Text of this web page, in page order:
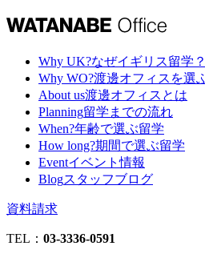
Why UK?なぜイギリス留学？
Why WO?渡邊オフィスを選
About us渡邊オフィスとは
Planning留学までの流れ
When?年齢で選ぶ留学
How long?期間で選ぶ留学
Eventイベント情報
Blogスタッフブログ
資料請求
TEL： 03-3336-0591